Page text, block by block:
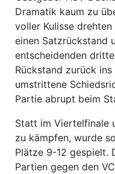
Dramatik kaum zu
voller Kulisse
einen Satzrückstand
entscheidenden
Rückstand zurück
umstrittene
Partie abrupt beim
Statt im Viertelfinale
zu kämpfen, wurde
Plätze 9-12 gespielt.
Partien gegen den